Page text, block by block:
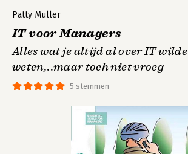
5 stemmen
Patty Muller
IT voor Managers
Alles wat je altijd al over IT wilde
weten,..maar toch niet vroeg